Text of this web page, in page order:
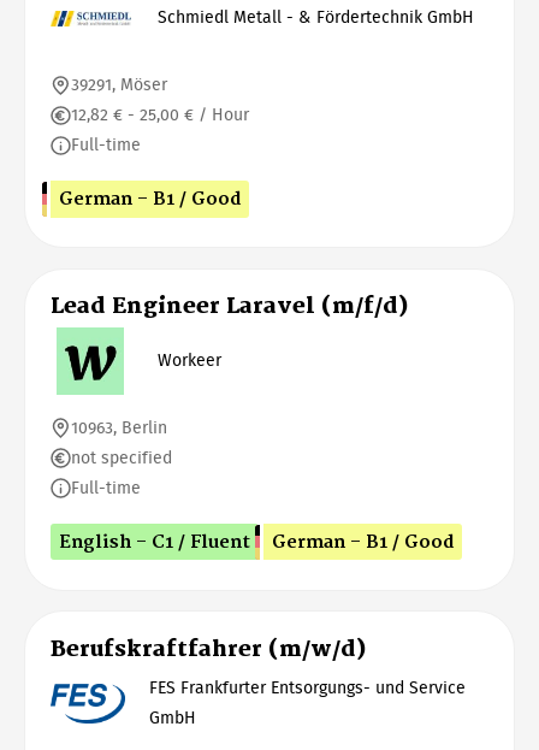
Schmiedl Metall - & Fördertechnik GmbH
39291, Möser
12,82 € - 25,00 € / Hour
Full-time
German - B1 / Good
Lead Engineer Laravel (m/f/d)
Workeer
10963, Berlin
not specified
Full-time
English - C1 / Fluent German - B1 / Good
Berufskraftfahrer (m/w/d)
FES Frankfurter Entsorgungs- und Service
GmbH